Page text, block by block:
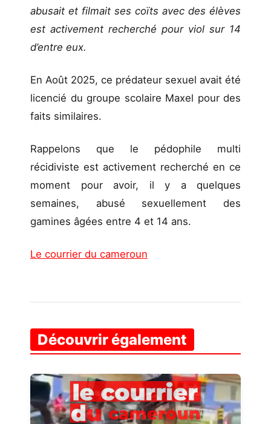
abusait et filmait ses coïts avec des élèves
est activement recherché pour viol sur 14
d’entre eux.
En Août 2025, ce prédateur sexuel avait été
licencié du groupe scolaire Maxel pour des
faits similaires.
Rappelons que le pédophile multi
récidiviste est activement recherché en ce
moment pour avoir, il y a quelques
semaines, abusé sexuellement des
gamines âgées entre 4 et 14 ans.
Le courrier du cameroun
Découvrir également